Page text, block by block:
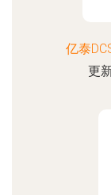
亿泰
更